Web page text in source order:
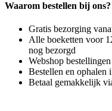
Waarom bestellen bij ons?
Gratis bezorging
Alle boeketten voor
nog bezorgd
Webshop
Bestellen en ophalen
Betaal gemakkelijk